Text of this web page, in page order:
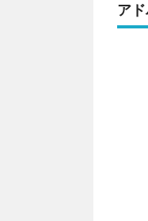
ア